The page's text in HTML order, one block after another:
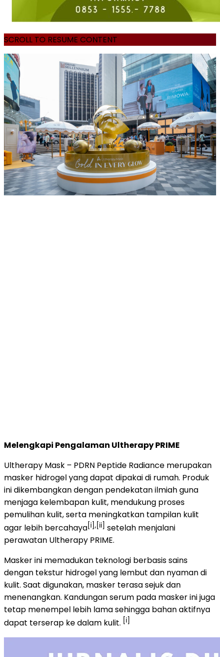
SCROLL TO RESUME CONTENT
Melengkapi Pengalaman Ultherapy PRIME
Ultherapy Mask – PDRN Peptide Radiance merupakan
masker hidrogel yang dapat dipakai di rumah. Produk
ini dikembangkan dengan pendekatan ilmiah guna
menjaga kelembapan kulit, mendukung proses
pemulihan kulit, serta meningkatkan tampilan kulit
agar lebih bercahaya[i],[ii] setelah menjalani
perawatan Ultherapy PRIME.
Masker ini memadukan teknologi berbasis sains
dengan tekstur hidrogel yang lembut dan nyaman di
kulit. Saat digunakan, masker terasa sejuk dan
menenangkan. Kandungan serum pada masker ini juga
tetap menempel lebih lama sehingga bahan aktifnya
dapat terserap ke dalam kulit. [i]